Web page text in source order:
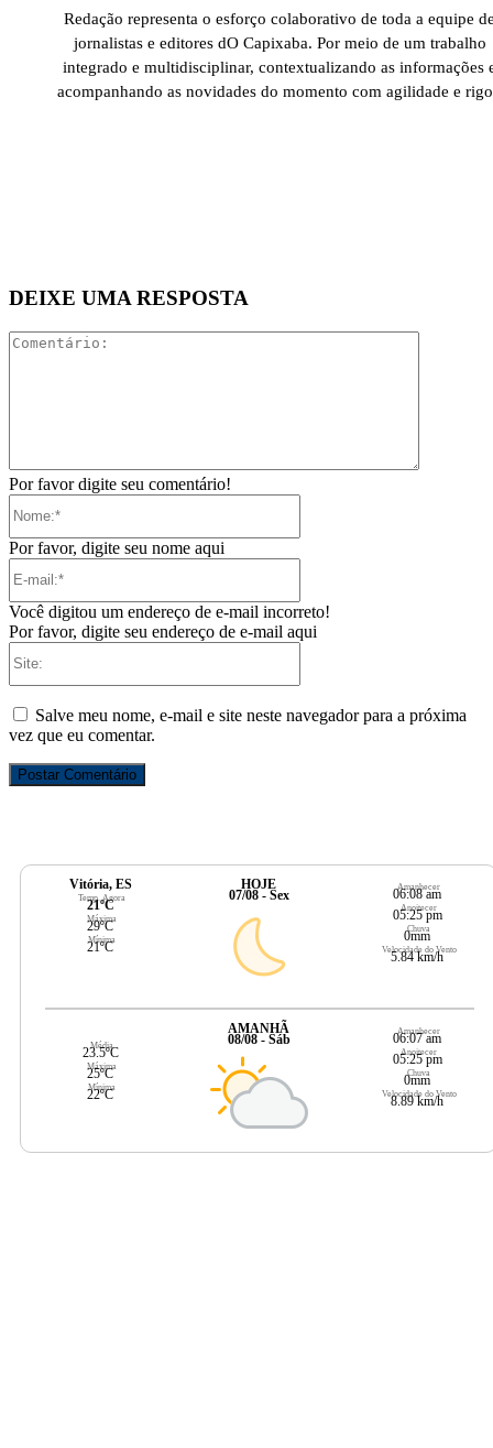
Redação representa o esforço colaborativo de toda a equipe
jornalistas e editores dO Capixaba. Por meio de um trabalho
integrado e multidisciplinar, contextualizando as informações
acompanhando as novidades do momento com agilidade e
DEIXE UMA RESPOSTA
Por favor digite seu comentário!
Por favor, digite seu nome aqui
Você digitou um endereço de e-mail incorreto!
Por favor, digite seu endereço de e-mail aqui
Salve meu nome, e-mail e site neste navegador para a próxima
vez que eu comentar.
Vitória, ES
Temp. Agora
21ºC
Máxima
29ºC
Mínima
21ºC
HOJE
07/08 - Sex
Amanhecer
06:08 am
Anoitecer
05:25 pm
Chuva
0mm
Velocidade do Vento
5.84 km/h
Média
23.5ºC
Máxima
25ºC
Mínima
22ºC
AMANHÃ
08/08 - Sáb
Amanhecer
06:07 am
Anoitecer
05:25 pm
Chuva
0mm
Velocidade do Vento
8.89 km/h